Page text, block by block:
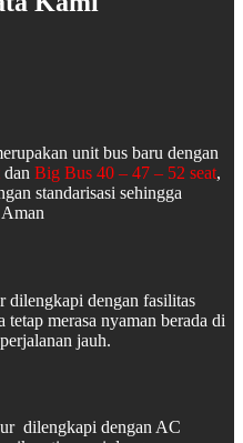
unit bus baru dengan
dan Big Bus 40 – 47 – 52 seat,
standarisasi sehingga
dilengkapi dengan fasilitas
merasa nyaman berada di
jauh.
dilengkapi dengan AC